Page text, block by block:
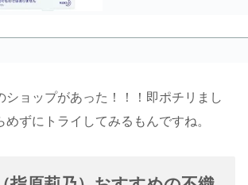
ショップがあった！！！即ポチリまし
めずにトライしてみるもんですね。